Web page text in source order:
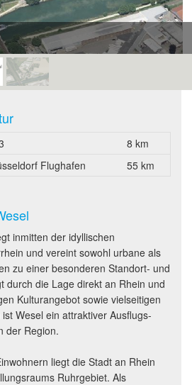
8 km
Flughafen 55 km
inmitten der idyllischen
und vereint sowohl urbane als
zu einer besonderen Standort- und
durch die Lage direkt an Rhein und
Kulturangebot sowie vielseitigen
Wesel ein attraktiver Ausflugs-
der Region.
liegt die Stadt an Rhein
Ruhrgebiet. Als